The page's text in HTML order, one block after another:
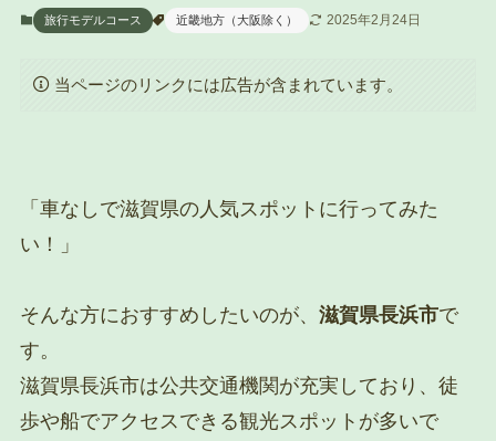
旅行モデルコース 近畿地方（大阪除く） 2025年2月24日
当ページのリンクには広告が含まれています。
「車なしで滋賀県の人気スポットに行ってみた
い！」
そんな方におすすめしたいのが、 滋賀県長浜市で
す。
滋賀県長浜市は公共交通機関が充実しており、徒
歩や船でアクセスできる観光スポットが多いで